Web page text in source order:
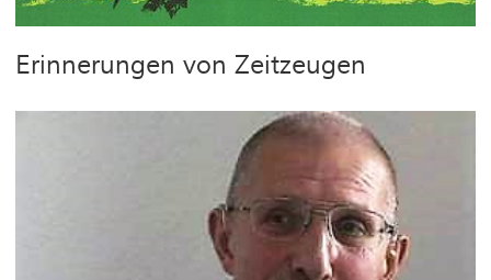
Erinnerungen von Zeitzeugen